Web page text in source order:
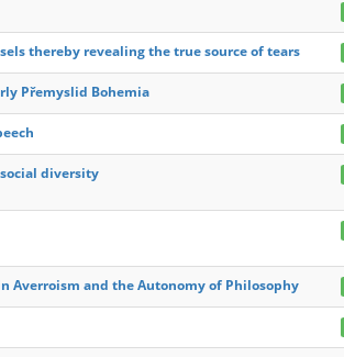
thereby revealing the true source of tears
Přemyslid Bohemia
diversity
Averroism and the Autonomy of Philosophy